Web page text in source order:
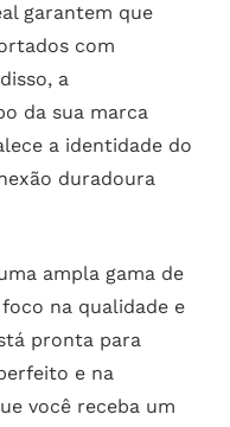
garantem que
com
a
da sua marca
a identidade do
duradoura
ampla gama de
na qualidade e
pronta para
e na
você receba um